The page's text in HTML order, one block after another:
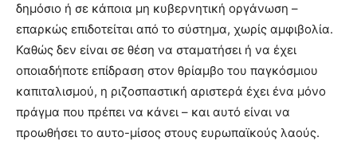
δημόσιο ή σε κάποια μη κυβερνητική οργάνωση –
επαρκώς επιδοτείται από το σύστημα, χωρίς αμφιβολία.
Καθώς δεν είναι σε θέση να σταματήσει ή να έχει
οποιαδήποτε επίδραση στον θρίαμβο του παγκόσμιου
καπιταλισμού, η ριζοσπαστική αριστερά έχει ένα μόνο
πράγμα που πρέπει να κάνει – και αυτό είναι να
προωθήσει το αυτο-μίσος στους ευρωπαϊκούς λαούς.